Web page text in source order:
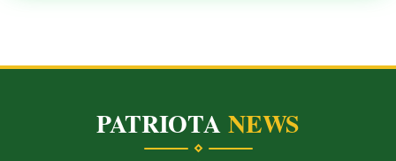
PATRIOTANEWS